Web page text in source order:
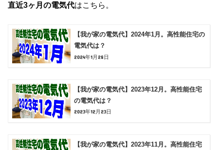
直近3ヶ月の電気代はこちら。
【我が家の電気代】2024年1月。高性能住宅の
電気代は？
2024年1月28日
【我が家の電気代】2023年12月。高性能住宅
の電気代は？
2023年12月23日
【我が家の電気代】2023年11月。高性能住宅